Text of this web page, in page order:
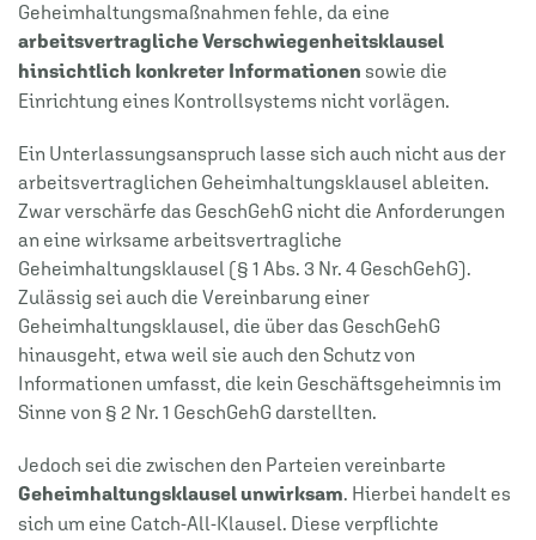
Geheimhaltungsmaßnahmen fehle, da eine
arbeitsvertragliche Verschwiegenheitsklausel
hinsichtlich konkreter Informationen sowie die
Einrichtung eines Kontrollsystems nicht vorlägen.
Ein Unterlassungsanspruch lasse sich auch nicht aus der
arbeitsvertraglichen Geheimhaltungsklausel ableiten.
Zwar verschärfe das GeschGehG nicht die Anforderungen
an eine wirksame arbeitsvertragliche
Geheimhaltungsklausel (§ 1 Abs. 3 Nr. 4 GeschGehG).
Zulässig sei auch die Vereinbarung einer
Geheimhaltungsklausel, die über das GeschGehG
hinausgeht, etwa weil sie auch den Schutz von
Informationen umfasst, die kein Geschäftsgeheimnis im
Sinne von § 2 Nr. 1 GeschGehG darstellten.
Jedoch sei die zwischen den Parteien vereinbarte
Geheimhaltungsklausel unwirksam. Hierbei handelt es
sich um eine Catch-All-Klausel. Diese verpflichte